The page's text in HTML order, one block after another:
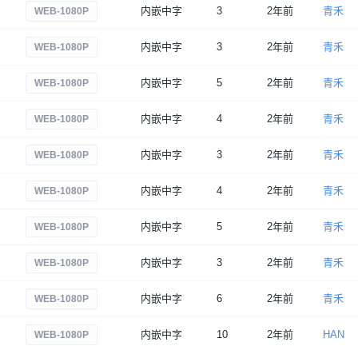
WEB-1080P 内嵌中字 3 2年前 青禾
WEB-1080P 内嵌中字 3 2年前 青禾
WEB-1080P 内嵌中字 5 2年前 青禾
WEB-1080P 内嵌中字 4 2年前 青禾
WEB-1080P 内嵌中字 3 2年前 青禾
WEB-1080P 内嵌中字 4 2年前 青禾
WEB-1080P 内嵌中字 5 2年前 青禾
WEB-1080P 内嵌中字 3 2年前 青禾
WEB-1080P 内嵌中字 6 2年前 青禾
WEB-1080P 内嵌中字 10 2年前 HAN